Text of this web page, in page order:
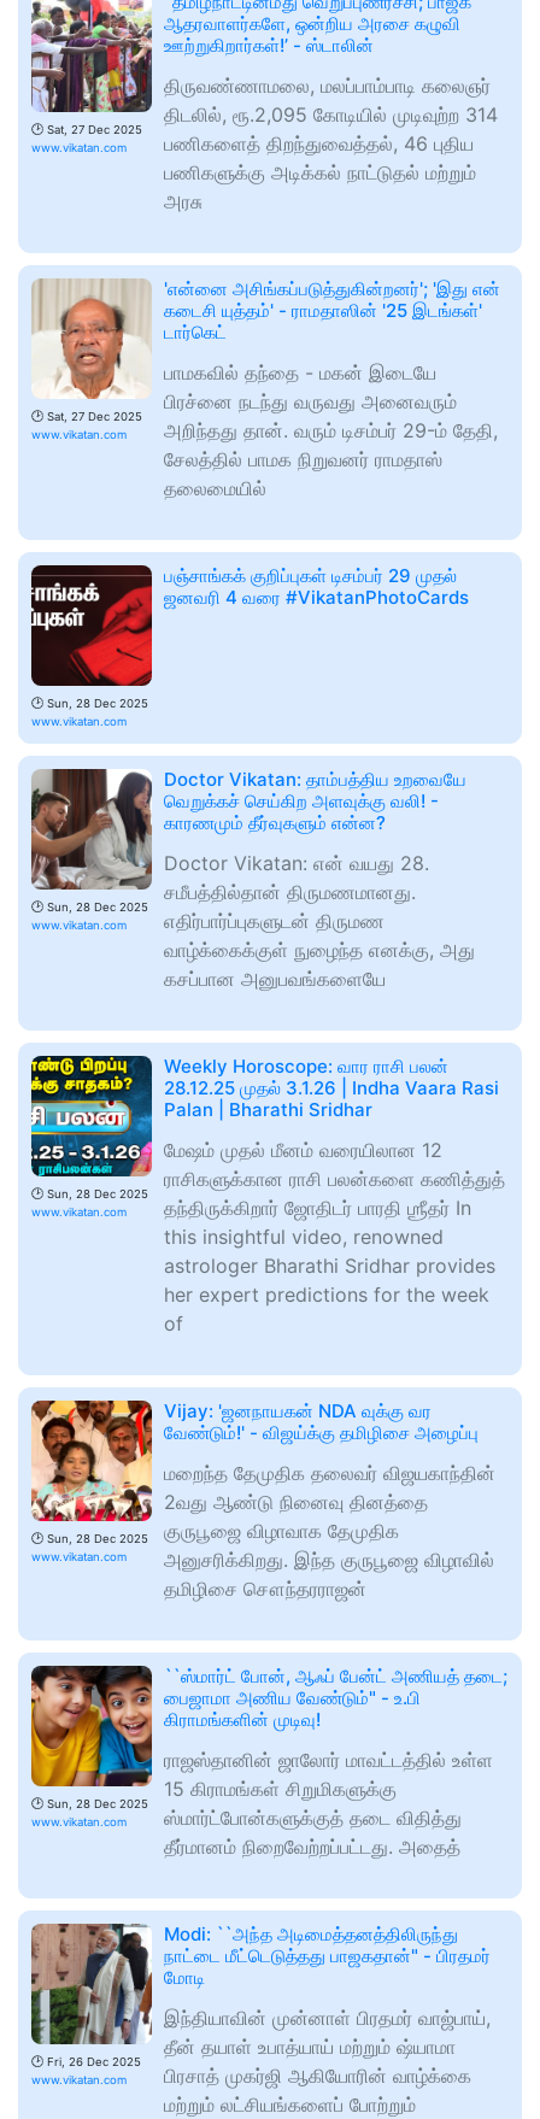
🕑 Sat, 27 Dec 2025
www.vikatan.com
ஆதரவாளர்களே, ஒன்றிய அரசை கழுவி
ஊற்றுகிறார்கள்!’ - ஸ்டாலின்
திருவண்ணாமலை, மலப்பாம்பாடி கலைஞர்
திடலில், ரூ.2,095 கோடியில் முடிவுற்ற 314
பணிகளைத் திறந்துவைத்தல், 46 புதிய
பணிகளுக்கு அடிக்கல் நாட்டுதல் மற்றும்
அரசு
🕑 Sat, 27 Dec 2025
www.vikatan.com
'என்னை அசிங்கப்படுத்துகின்றனர்'; 'இது என்
கடைசி யுத்தம்' - ராமதாஸின் '25 இடங்கள்'
டார்கெட்
பாமகவில் தந்தை - மகன் இடையே
பிரச்னை நடந்து வருவது அனைவரும்
அறிந்தது தான். வரும் டிசம்பர் 29-ம் தேதி,
சேலத்தில் பாமக நிறுவனர் ராமதாஸ்
தலைமையில்
🕑 Sun, 28 Dec 2025
www.vikatan.com
பஞ்சாங்கக் குறிப்புகள் டிசம்பர் 29 முதல்
ஜனவரி 4 வரை #VikatanPhotoCards
🕑 Sun, 28 Dec 2025
www.vikatan.com
Doctor Vikatan: தாம்பத்திய உறவையே
வெறுக்கச் செய்கிற அளவுக்கு வலி! -
காரணமும் தீர்வுகளும் என்ன?
Doctor Vikatan: என் வயது 28.
சமீபத்தில்தான் திருமணமானது.
எதிர்பார்ப்புகளுடன் திருமண
வாழ்க்கைக்குள் நுழைந்த எனக்கு, அது
கசப்பான அனுபவங்களையே
🕑 Sun, 28 Dec 2025
www.vikatan.com
Weekly Horoscope: வார ராசி பலன்
28.12.25 முதல் 3.1.26 | Indha Vaara Rasi
Palan | Bharathi Sridhar
மேஷம் முதல் மீனம் வரையிலான 12
ராசிகளுக்கான ராசி பலன்களை கணித்துத்
தந்திருக்கிறார் ஜோதிடர் பாரதி ஶ்ரீதர் In
this insightful video, renowned
astrologer Bharathi Sridhar provides
her expert predictions for the week
of
🕑 Sun, 28 Dec 2025
www.vikatan.com
Vijay: 'ஜனநாயகன் NDA வுக்கு வர
வேண்டும்!' - விஜய்க்கு தமிழிசை அழைப்பு
மறைந்த தேமுதிக தலைவர் விஜயகாந்தின்
2வது ஆண்டு நினைவு தினத்தை
குருபூஜை விழாவாக தேமுதிக
அனுசரிக்கிறது. இந்த குருபூஜை விழாவில்
தமிழிசை சௌந்தரராஜன்
🕑 Sun, 28 Dec 2025
www.vikatan.com
``ஸ்மார்ட் போன், ஆஃப் பேன்ட் அணியத் தடை;
பைஜாமா அணிய வேண்டும்" - உ.பி
கிராமங்களின் முடிவு!
ராஜஸ்தானின் ஜாலோர் மாவட்டத்தில் உள்ள
15 கிராமங்கள் சிறுமிகளுக்கு
ஸ்மார்ட்போன்களுக்குத் தடை விதித்து
தீர்மானம் நிறைவேற்றப்பட்டது. அதைத்
🕑 Fri, 26 Dec 2025
www.vikatan.com
Modi: ``அந்த அடிமைத்தனத்திலிருந்து
நாட்டை மீட்டெடுத்தது பாஜகதான்" - பிரதமர்
மோடி
இந்தியாவின் முன்னாள் பிரதமர் வாஜ்பாய்,
தீன் தயாள் உபாத்யாய் மற்றும் ஷ்யாமா
பிரசாத் முகர்ஜி ஆகியோரின் வாழ்க்கை
மற்றும் லட்சியங்களைப் போற்றும்